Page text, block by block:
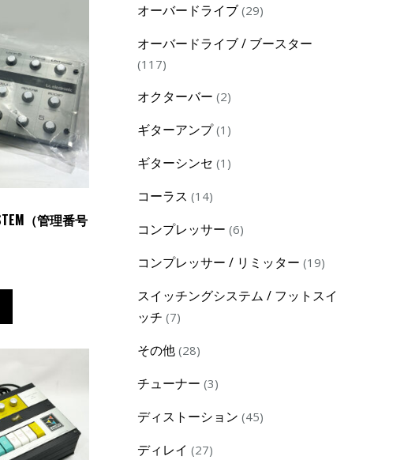
（管理番号
オーバードライブ 2929
オーバードライブ / ブースター
117117
オクターバー 22
ギターアンプ 1 1
ギターシンセ 1 1
コーラス 1414
コンプレッサー 66
コンプレッサー / リミッター 1919
スイッチングシステム / フットスイ
ッチ 77
その他 2828
チューナー 33
ディストーション 4545
ディレイ 2727